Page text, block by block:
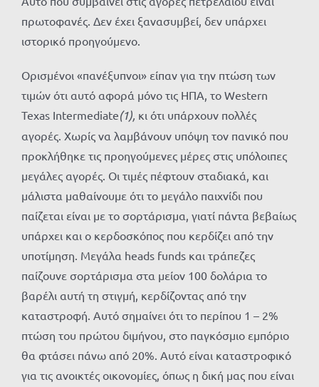
πρωτοφανές. Δεν έχει ξανασυμβεί, δεν υπάρχει
ιστορικό προηγούμενο.
Ορισμένοι «πανέξυπνοι» είπαν για την πτώση των
τιμών ότι αυτό αφορά μόνο τις ΗΠΑ, το Western
Texas Intermediate(1), κι ότι υπάρχουν πολλές
αγορές. Χωρίς να λαμβάνουν υπόψη τον πανικό που
προκλήθηκε τις προηγούμενες μέρες στις υπόλοιπες
μεγάλες αγορές. Οι τιμές πέφτουν σταδιακά, και
μάλιστα μαθαίνουμε ότι το μεγάλο παιχνίδι που
παίζεται είναι με το σορτάρισμα, γιατί πάντα βεβαίως
υπάρχει και ο κερδοσκόπος που κερδίζει από την
υποτίμηση. Μεγάλα heads funds και τράπεζες
παίζουνε σορτάρισμα στα μείον 100 δολάρια το
βαρέλι αυτή τη στιγμή, κερδίζοντας από την
καταστροφή. Αυτό σημαίνει ότι το περίπου 1 – 2%
πτώση του πρώτου διμήνου, στο παγκόσμιο εμπόριο
θα φτάσει πάνω από 20%. Αυτό είναι καταστροφικό
για τις ανοικτές οικονομίες, όπως η δική μας που είναι